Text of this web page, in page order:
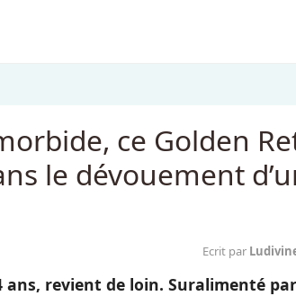
ce Golden
le dévouement
Ecrit par
ans, revient de loin. Suralimenté